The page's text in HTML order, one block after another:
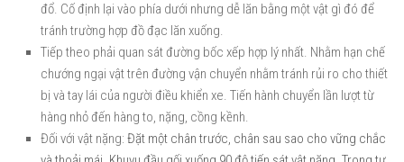
đổ. Cố định lại vào phía dưới nhưng dễ lăn bằng một vật gì đó để
tránh trường hợp đồ đạc lăn xuống.
Tiếp theo phải quan sát đường bốc xếp hợp lý nhất. Nhằm hạn chế
chướng ngại vật trên đường vận chuyển nhằm tránh rủi ro cho thiết
bị và tay lái của người điều khiển xe. Tiến hành chuyển lần lượt từ
hàng nhỏ đến hàng to, nặng, cồng kềnh.
Đối với vật nặng: Đặt một chân trước, chân sau sao cho vững chắc